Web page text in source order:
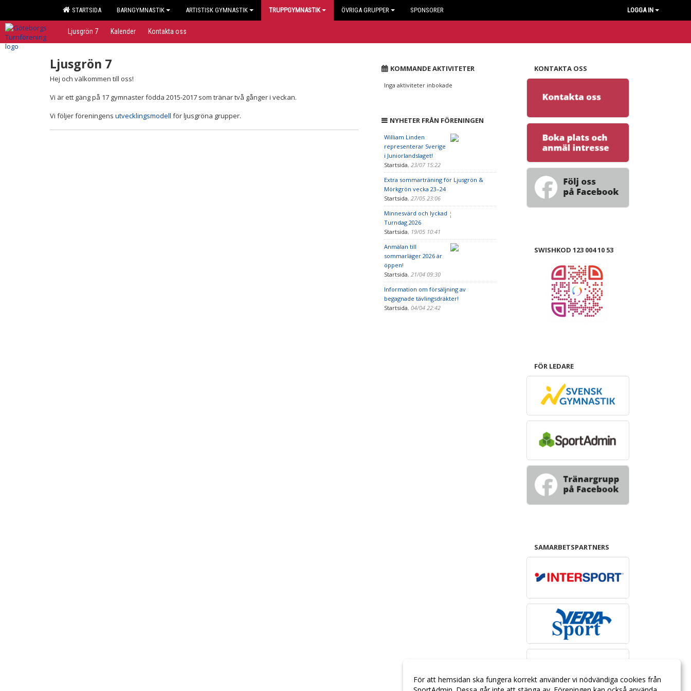
STARTSIDA BARNGYMNASTIK ARTISTISK GYMNASTIK TRUPPGYMNASTIK ÖVRIGA GRUPPER SPONSORER LOGGA IN
Ljusgrön 7 Kalender Kontakta oss
Ljusgrön 7
Hej och välkommen till oss!
Vi är ett gäng på 17 gymnaster födda 2015-2017 som tränar två gånger i veckan.
Vi följer föreningens utvecklingsmodell för ljusgröna grupper.
KOMMANDE AKTIVITETER
Inga aktiviteter inbokade
NYHETER FRÅN FÖRENINGEN
William Linden
representerar Sverige
i Juniorlandslaget!
Startsida, 23/07 15:22
Extra sommarträning för Ljusgrön &
Mörkgrön vecka 23–24
Startsida, 27/05 23:06
Minnesvärd och lyckad
Turndag 2026
Startsida, 19/05 10:41
Anmälan till
sommarläger 2026 är
öppen!
Startsida, 21/04 09:30
Information om försäljning av
begagnade tävlingsdräkter!
Startsida, 04/04 22:42
KONTAKTA OSS
SWISHKOD 123 004 10 53
FÖR LEDARE
SAMARBETSPARTNERS
För att hemsidan ska fungera korrekt använder vi nödvändiga cookies från